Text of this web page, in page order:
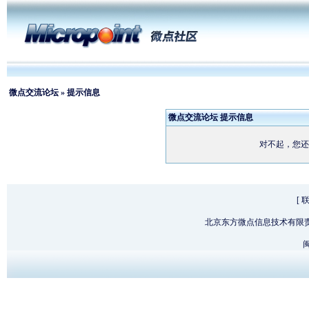
微点交流论坛 » 提示信息
微点交流论坛 提示信息
对不起，您
[
北京东方微点信息技术有限